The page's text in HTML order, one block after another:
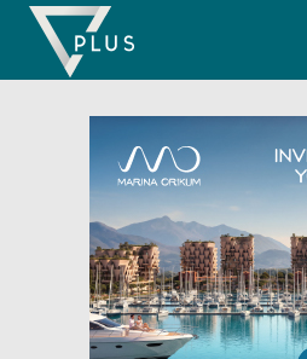
Skip
content